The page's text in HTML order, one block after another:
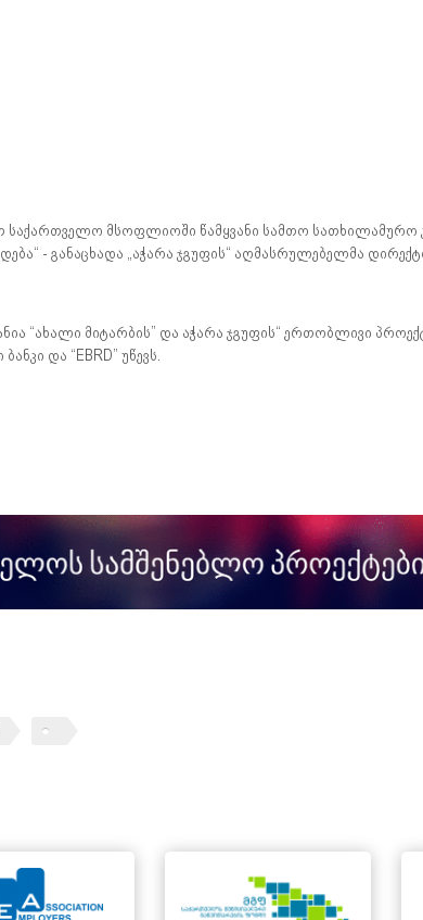
საქართველო მსოფლიოში წამყვანი სამთო სათხილამურო
- განაცხადა „აჭარა ჯგუფის“ აღმასრულებელმა
“ახალი მიტარბის” და აჭარა ჯგუფის“ ერთობლივი
და “EBRD” უწევს.